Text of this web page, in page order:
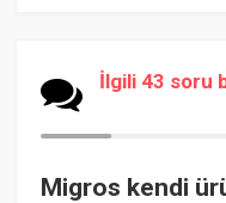
İlgili 43 soru
Migros kendi